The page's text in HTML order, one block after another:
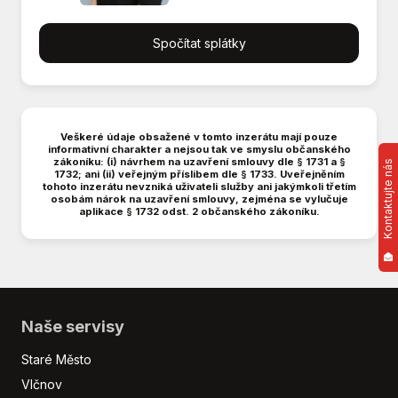
Dvouzónová klimatizace
El. zrcátka
Hands free
Imobilizér
Isofix
LED denní svícení
Litá kola
Manuální převodovka
Multifunkční volant
Nouzové brzdění (PEBS)
Parkovací senzory zadní
Plní 'EURO VI'
Spočítat splátky
Veškeré údaje obsažené v tomto inzerátu mají pouze
informativní charakter a nejsou tak ve smyslu občanského
zákoníku: (i) návrhem na uzavření smlouvy dle § 1731 a §
1732; ani (ii) veřejným příslibem dle § 1733. Uveřejněním
tohoto inzerátu nevzniká uživateli služby ani jakýmkoli třetím
osobám nárok na uzavření smlouvy, zejména se vylučuje
aplikace § 1732 odst. 2 občanského zákoníku.
Naše servisy
Staré Město
Vlčnov
Kontaktujte nás